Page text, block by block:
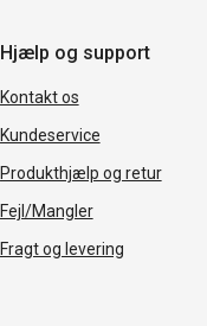
Hjælp og support
Kontakt os
Kundeservice
Produkthjælp og retur
Fejl/Mangler
Fragt og levering